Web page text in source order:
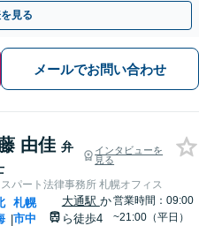
見る
メールでお問い合わせ
由佳 弁
インタビューを
見る
パート法律事務所 札幌オフィス
|
札幌
市中
大通駅 か
ら徒歩4
営業時間：09:00
~21:00（平日）